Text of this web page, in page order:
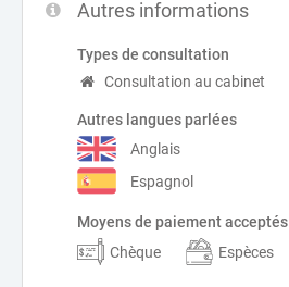
Autres informations
Types de consultation
Consultation au cabinet
Autres langues parlées
Anglais
Espagnol
Moyens de paiement acceptés
Chèque
Espèces